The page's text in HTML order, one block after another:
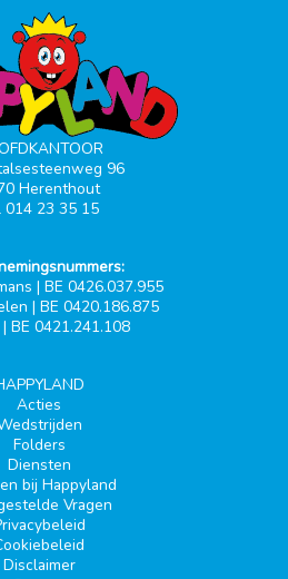
96
Herenthout
014 23 35 15
| BE 0426.037.955
| BE 0420.186.875
| BE 0421.241.108
Acties
Folders
Diensten
bij Happyland
Vragen
Disclaimer